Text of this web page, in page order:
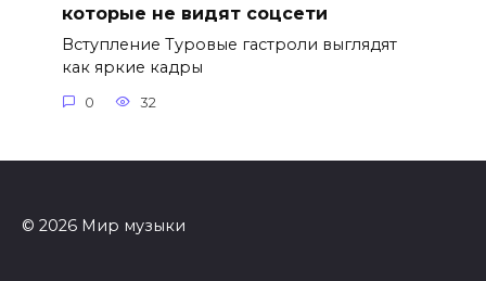
которые не видят соцсети
Вступление Туровые гастроли выглядят
как яркие кадры
0 32
© 2026 Мир музыки